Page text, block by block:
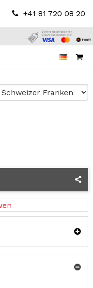
+41 81 720 08 20